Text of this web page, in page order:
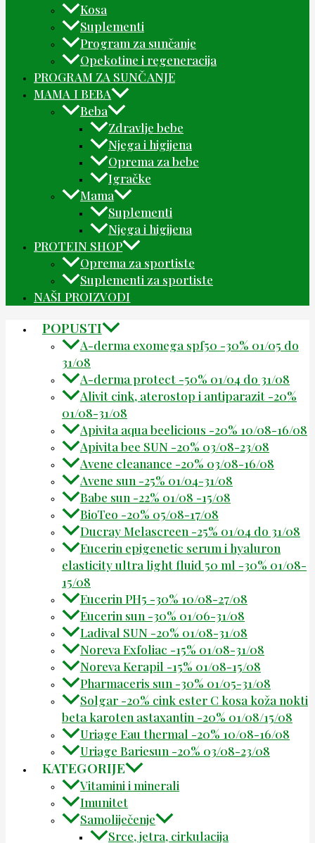
Kosa
Suplementi
Program za sunčanje
Opekotine i regeneracija
PROGRAM ZA SUNČANJE
MAMA I BEBA
Beba
Zdravlje bebe
Njega i higijena
Oprema za bebe
Igračke
Mama
Suplementi
Njega i higijena
PROTEIN SHOP
Oprema za sportiste
Suplementi za sportiste
NAŠI PROIZVODI
POPUSTI
A-derma exomega spf50 -30% 01/05 do
31/08
A-derma protect -50% 01/04 do 31/08
Alivit cink, aterostop i antiparazit -20%
01/08-31/08
Apivita aqua beelicious -20% 10/08-16/08
Apivita bee SUN -20% 03/08-23/08
Avene cleanance -20% 03/08-16/08
Avene sun -25% 01/04-31/08
Babe sun -22% 01/08 -15/08
BioTeo -20% 05/08-17/08
Ducray Melascreen -25% 01/04 do 31/08
Eucerin epigenetic serum i hyaluron
elasticity ultra light fluid 50 ml -30% 01/08-
15/08
Eucerin PH5 -30% 10/08-27/08
Eucerin sun -30% 01/06-31/08
Ladival SUN -20% 01/08-31/08
Noreva Exfoliac -15% 01/08-31/08
Noreva Kerapil -15% 01/08-15/08
Pharmaceris sun -30% 01/05-31/08
Solgar -20% cink ester C kosa koža nokti
beta karoten astaxantin -20% 01/08/15/08
Uriage Eau thermal -20% 10/08-16/08
Uriage Bariesun -20% 03/08-23/08
KATEGORIJE
Vitamini i minerali
Imunitet
Samoliječenje
Srce, jetra, cirkulacija